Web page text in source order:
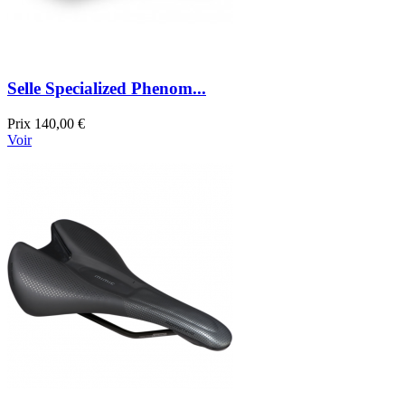
Selle Specialized Phenom...
Prix 140,00 €
Voir